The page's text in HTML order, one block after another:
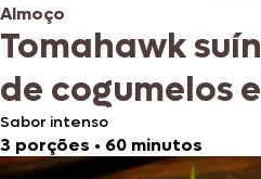
Almoço
Tomahawk
de cogumelos
Sabor intenso
3 porções • 60 minutos